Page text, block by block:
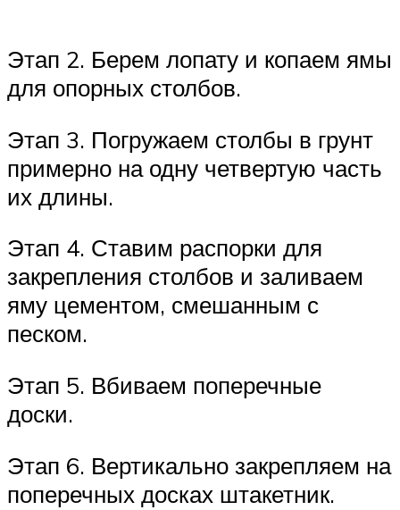
Этап 2. Берем лопату и копаем ямы
для опорных столбов.
Этап 3. Погружаем столбы в грунт
примерно на одну четвертую часть
их длины.
Этап 4. Ставим распорки для
закрепления столбов и заливаем
яму цементом, смешанным с
песком.
Этап 5. Вбиваем поперечные
доски.
Этап 6. Вертикально закрепляем на
поперечных досках штакетник.